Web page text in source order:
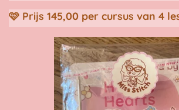
🩷 Prijs 145,00 per cursus van 4